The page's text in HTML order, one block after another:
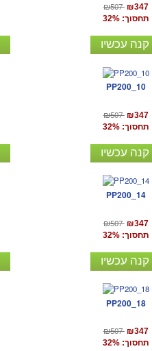
₪507 ₪347
תחסוך: 32%
קנה עכשיו
PP200_10
₪507 ₪347
תחסוך: 32%
קנה עכשיו
PP200_14
₪507 ₪347
תחסוך: 32%
קנה עכשיו
PP200_18
₪507 ₪347
תחסוך: 32%